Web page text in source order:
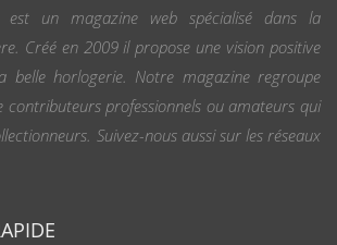
est un magazine web spécialisé dans la
Créé en 2009 il propose une vision positive
belle horlogerie. Notre magazine regroupe
contributeurs professionnels ou amateurs qui
Suivez-nous aussi sur les réseaux